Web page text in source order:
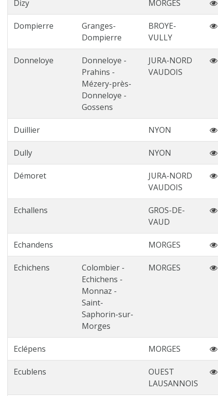
Dizy MORGES
Dompierre
Granges-
Dompierre
BROYE-
VULLY
Donneloye
Donneloye -
Prahins -
Mézery-près-
Donneloye -
Gossens
JURA-NORD
VAUDOIS
Duillier NYON
Dully NYON
Démoret
JURA-NORD
VAUDOIS
Echallens
GROS-DE-
VAUD
Echandens MORGES
Echichens
Colombier -
Echichens -
Monnaz -
Saint-
Saphorin-sur-
Morges
MORGES
Eclépens MORGES
Ecublens
OUEST
LAUSANNOIS